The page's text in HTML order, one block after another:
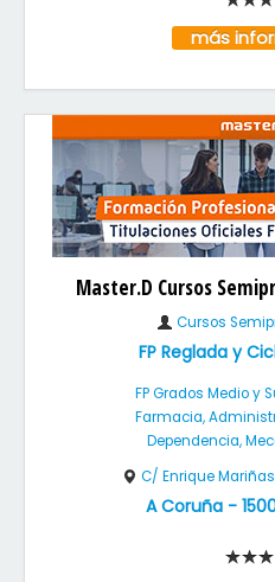
más
Master.D Cursos
Cursos
FP Reglada y
FP Grados Medio y
Farmacia,
Dependencia,
C/ Enrique
A Coruña-